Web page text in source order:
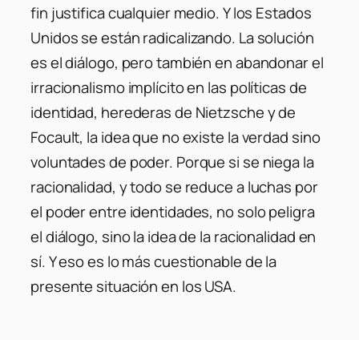
fin justifica cualquier medio. Y los Estados
Unidos se están radicalizando. La solución
es el diálogo, pero también en abandonar el
irracionalismo implícito en las políticas de
identidad, herederas de Nietzsche y de
Focault, la idea que no existe la verdad sino
voluntades de poder. Porque si se niega la
racionalidad, y todo se reduce a luchas por
el poder entre identidades, no solo peligra
el diálogo, sino la idea de la racionalidad en
sí. Y eso es lo más cuestionable de la
presente situación en los USA.